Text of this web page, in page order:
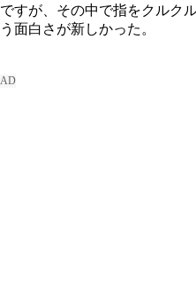
ですが、その中で指をクルク
う面白さが新しかった。